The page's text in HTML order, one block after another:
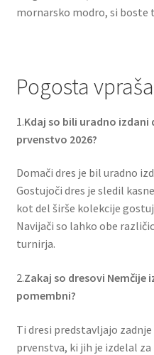
mornarsko modro, si boste
Pogosta
1.Kdaj so bili uradno izdani
prvenstvo 2026?
Domači dres je bil uradno
Gostujoči dres je sledil
kot del širše kolekcije
Navijači so lahko obe
turnirja.
2.Zakaj so dresovi Nemčije
pomembni?
Ti dresi predstavljajo
prvenstva, ki jih je izdelal